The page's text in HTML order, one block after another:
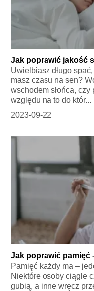
Jak poprawić jakość
Uwielbiasz długo
masz czasu na sen?
wschodem słońca, czy
względu na to do któr...
2023-09-22
Jak poprawić pamięć
Pamięć każdy ma –
Niektóre osoby ciągle
gubią, a inne wręcz